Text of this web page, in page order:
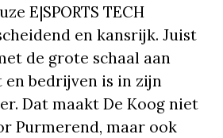
E|SPORTS TECH
en kansrijk. Juist
de grote schaal aan
en bedrijven is in zijn
Dat maakt De Koog niet
Purmerend, maar ook